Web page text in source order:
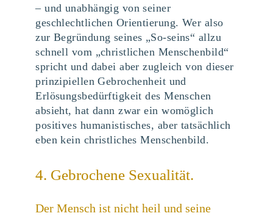
– und unabhängig von seiner
geschlechtlichen Orientierung. Wer also
zur Begründung seines „So-seins“ allzu
schnell vom „christlichen Menschenbild“
spricht und dabei aber zugleich von dieser
prinzipiellen Gebrochenheit und
Erlösungsbedürftigkeit des Menschen
absieht, hat dann zwar ein womöglich
positives humanistisches, aber tatsächlich
eben kein christliches Menschenbild.
4. Gebrochene Sexualität.
Der Mensch ist nicht heil und seine